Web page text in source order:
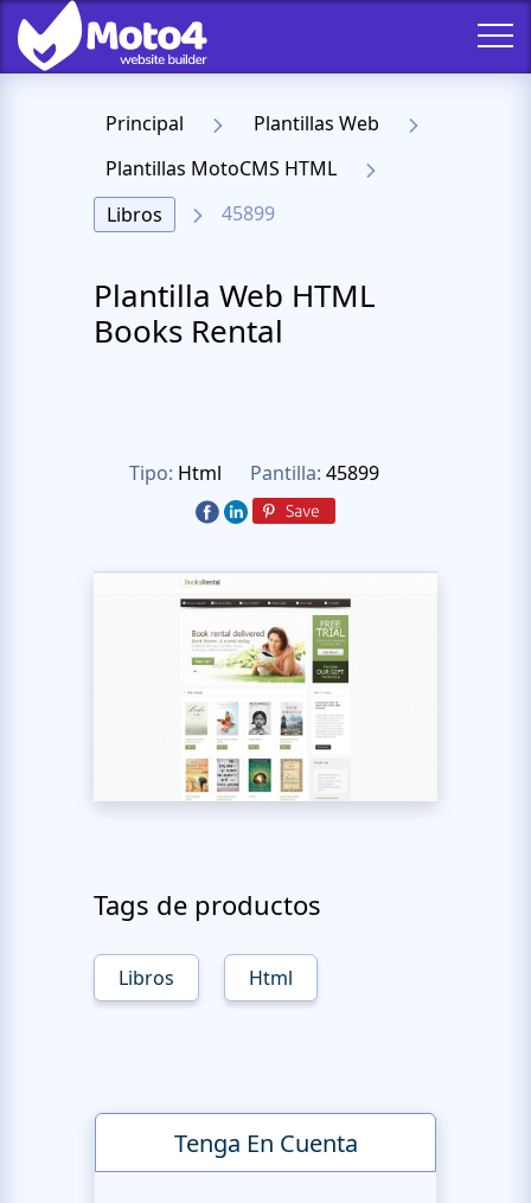
Principal
Plantillas Web
Plantillas MotoCMS HTML
Libros
45899
Plantilla Web HTML
Books Rental
Tipo: Html Pantilla: 45899
Tags de productos
Libros Html
Tenga En Cuenta